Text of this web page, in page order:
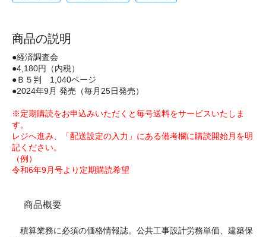
商品の説明
●経済調査会
●4,180円（内税）
●Ｂ５判 1,040ページ
●2024年9月 発売（毎月25日発売）
※定期購読をお申込みいただくと毎号送料をサービスいたしま
す。
レジへ進み、「配送設定の入力」にある備考欄に購読開始月を明
記ください。
（例）
令和6年9月号より定期購読希望
商品概要
積算業務に必須の価格情報誌。公共工事設計労務単価、建築保